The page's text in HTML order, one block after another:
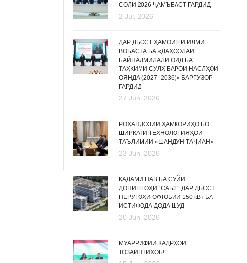
СОЛИ 2026 ҶАМЪБАСТ ГАРДИД
2 Jul, 2026
ДАР ДБССТ ҲАМОИШИ ИЛМӢ
ВОБАСТА БА «ДАҲСОЛАИ
БАЙНАЛМИЛАЛӢ ОИД БА
ТАҲКИМИ СУЛҲ БАРОИ НАСЛҲОИ
ОЯНДА (2027–2036)» БАРГУЗОР
ГАРДИД
27 Jun, 2026
РОҲАНДОЗИИ ҲАМКОРИҲО БО
ШИРКАТИ ТЕХНОЛОГИЯҲОИ
ТАЪЛИМИИ «ШАНДУН ТАҶИАН»
23 Jun, 2026
ҚАДАМИ НАВ БА СӮЙИ
ДОНИШГОҲИ “САБЗ”: ДАР ДБССТ
НЕРУГОҲИ ОФТОБИИ 150 кВт БА
ИСТИФОДА ДОДА ШУД
20 Jun, 2026
МУАРРИФИИ КАДРҲОИ
ТОЗАИНТИХОБ!